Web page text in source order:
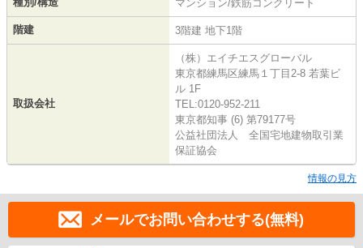
マンション/鉄筋コンクリート
階建 3階建 地下1階
取扱会社
（株）エイチエスグローバル
東京都練馬区練馬１丁目2-8 若葉ビ
ル 1F
TEL:0120-952-211
東京都知事 (6) 第79177号
公益社団法人 全国宅地建物取引業
保証協会
情報の見方
メールでお問い合わせする(無料)